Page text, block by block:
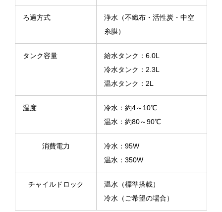
ろ過方式
浄水（不織布・活性炭・中空
糸膜）
タンク容量
給水タンク：6.0L
冷水タンク：2.3L
温水タンク：2L
温度
冷水：約4～10℃
温水：約80～90℃
消費電力
冷水：95W
温水：350W
チャイルドロック
温水（標準搭載）
冷水（ご希望の場合）